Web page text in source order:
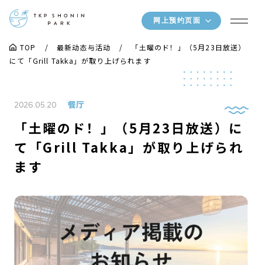
网上预约页面
TOP 最新动态与活动
「土曜のド！」（5月23日放送）
にて「Grill Takka」が取り上げられます
2026.05.20 餐厅
「土曜のド！」（5月23日放送）に
て「Grill Takka」が取り上げられ
ます